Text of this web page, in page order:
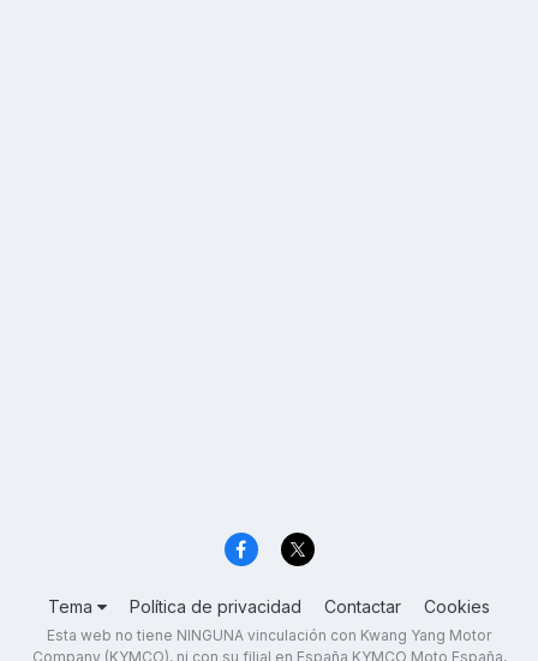
Tema Política de privacidad Contactar Cookies
Esta web no tiene NINGUNA vinculación con Kwang Yang Motor
Company (KYMCO), ni con su filial en España KYMCO Moto España,